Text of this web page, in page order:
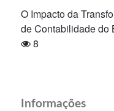
O Impacto da
de Contabilidade do
8
Informações